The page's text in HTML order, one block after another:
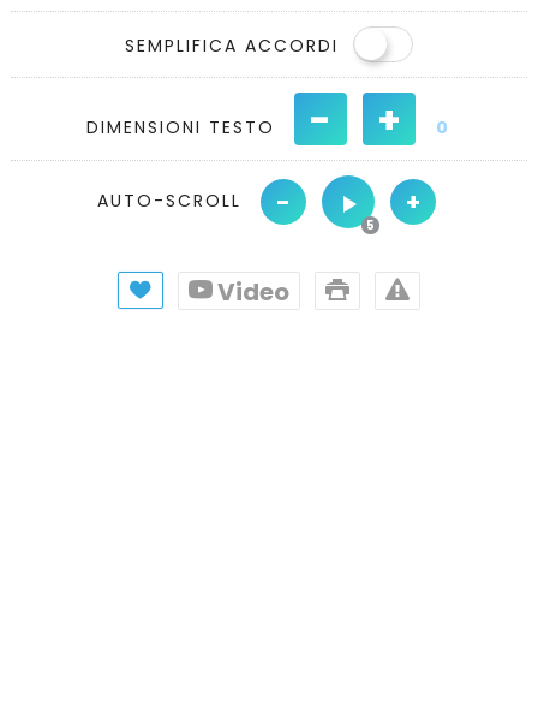
SEMPLIFICA ACCORDI
DIMENSIONI TESTO - + 0
AUTO-SCROLL - +
Video